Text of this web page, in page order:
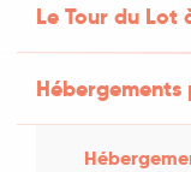
Le Tour du Lot